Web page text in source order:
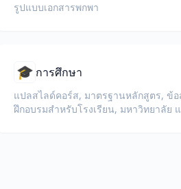
รูปแบบเอกสารพกพา
🎓 การศึกษา
แปลสไลด์คอร์ส, มาตรฐานหลักสูตร, ข้อ
ฝึกอบรมสำหรับโรงเรียน, มหาวิทยาลัย